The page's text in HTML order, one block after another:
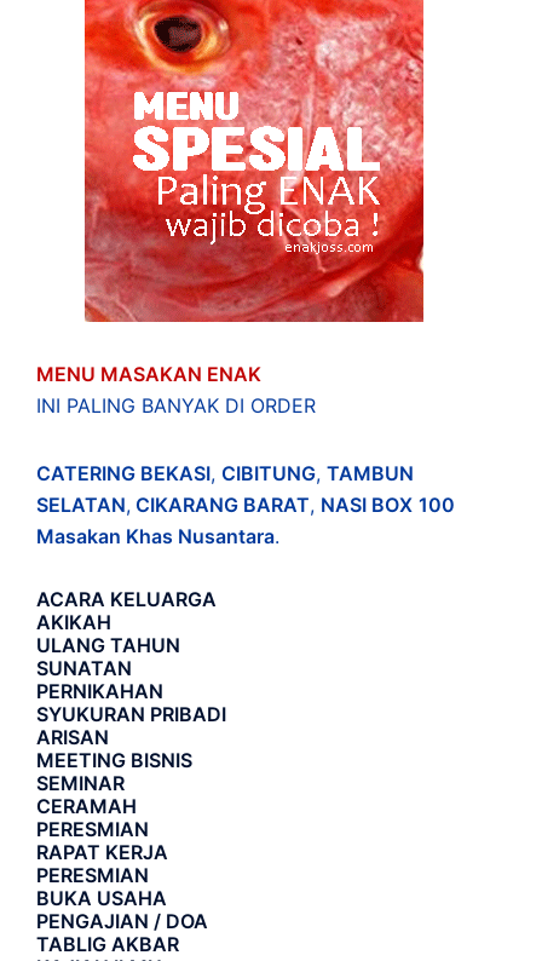
MENU MASAKAN ENAK
INI PALING BANYAK DI ORDER
CATERING BEKASI, CIBITUNG, TAMBUN
SELATAN, CIKARANG BARAT, NASI BOX 100
Masakan Khas Nusantara.
ACARA KELUARGA
AKIKAH
ULANG TAHUN
SUNATAN
PERNIKAHAN
SYUKURAN PRIBADI
ARISAN
MEETING BISNIS
SEMINAR
CERAMAH
PERESMIAN
RAPAT KERJA
PERESMIAN
BUKA USAHA
PENGAJIAN / DOA
TABLIG AKBAR